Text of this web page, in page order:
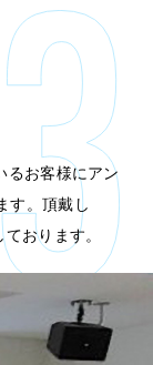
るお客様にアン
す。頂戴し
おります。